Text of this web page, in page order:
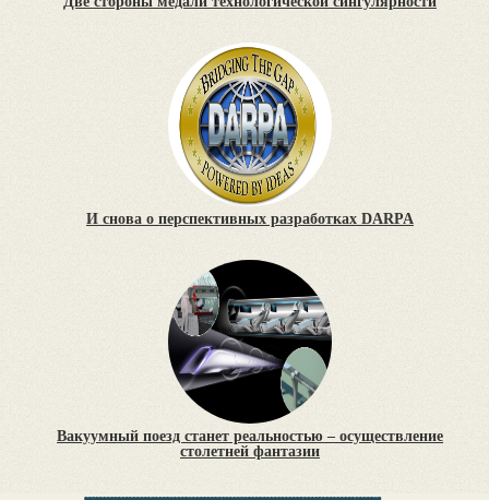
И снова о перспективных разработках DARPA
Вакуумный поезд станет реальностью – осуществление
столетней фантазии